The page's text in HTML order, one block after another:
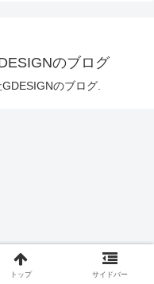
のブログ
のブログ.
トップ サイドバー